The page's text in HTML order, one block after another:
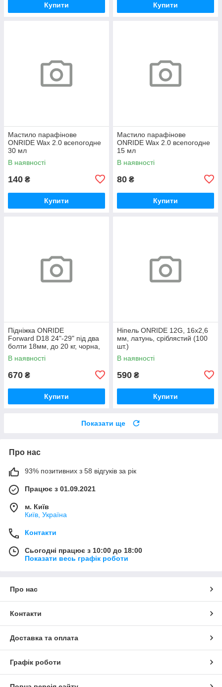
Купити Купити
Мастило парафінове
ONRIDE Wax 2.0 всепогодне
30 мл
В наявності
140 ₴
Купити
Мастило парафінове
ONRIDE Wax 2.0 всепогодне
15 мл
В наявності
80 ₴
Купити
Підніжка ONRIDE
Forward D18 24"-29" під два
болти 18мм, до 20 кг, чорна,
polybag
В наявності
670 ₴
Купити
Ніпель ONRIDE 12G, 16x2,6
мм, латунь, сріблястий (100
шт.)
В наявності
590 ₴
Купити
Показати ще
Про нас
93% позитивних з 58 відгуків за рік
Працює з 01.09.2021
м. Київ
Київ, Україна
Контакти
Сьогодні працює з 10:00 до 18:00
Показати весь графік роботи
Про нас
Контакти
Доставка та оплата
Графік роботи